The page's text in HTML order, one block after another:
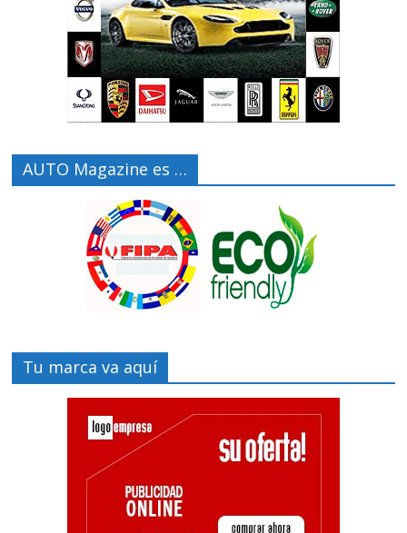
AUTO Magazine es …
Tu marca va aquí